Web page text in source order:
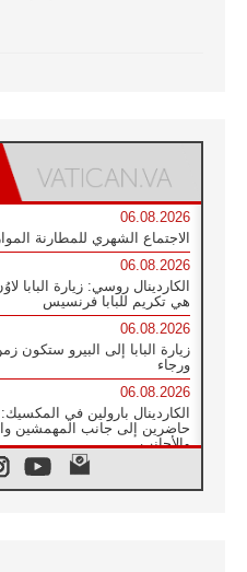
06.08.2026
الاجتماع الشهري للمطارنة
06.08.2026
الكاردينال روسي: زيارة البابا
هي تكريم للبابا فرنسيس
06.08.2026
زيارة البابا إلى البيرو ستكون
ورجاء
06.08.2026
الكاردينال بارولين في
حاضرين إلى جانب المهمشين
والأجانب
البابا لاوُن الرابع عشر